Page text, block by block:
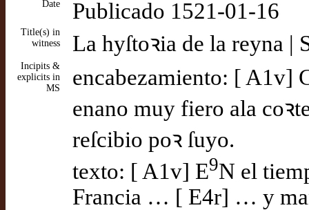
Date Publicado 1521-01-16
Title(s) in
witness
La hyſtoꝛia de la reyna |
Incipits &
explicits in
MS
encabezamiento: [ A1v]
enano muy fiero ala
reſcibio poꝛ ſuyo.
texto: [ A1v] E9N el
Francia … [ E4r] … y